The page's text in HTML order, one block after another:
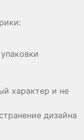
характер и не
дизайна